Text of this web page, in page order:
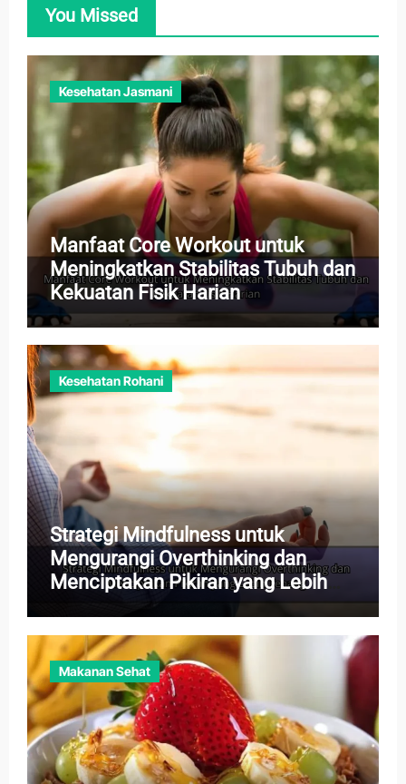
You Missed
Kesehatan Jasmani
Manfaat Core Workout untuk
Meningkatkan Stabilitas Tubuh dan
Kekuatan Fisik Harian
Kesehatan Rohani
Strategi Mindfulness untuk
Mengurangi Overthinking dan
Menciptakan Pikiran yang Lebih
Makanan Sehat